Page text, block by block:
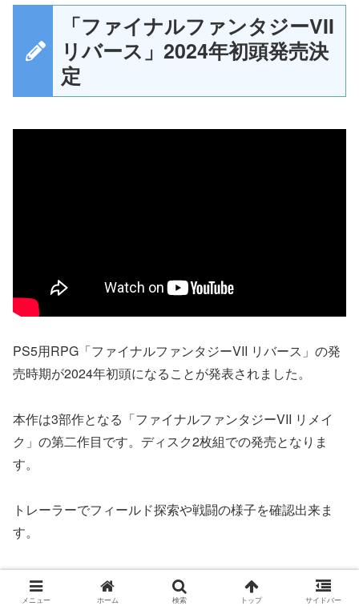
「ファイナルファンタジーVII
リバース」2024年初頭発売決
定
PS5用RPG「ファイナルファンタジーVII リバース」の発
売時期が2024年初頭になることが発表されました。
本作は3部作となる「ファイナルファンタジーVII リメイ
ク」の第二作目です。ディスク2枚組での発売となりま
す。
トレーラーでフィールド探索や戦闘の様子を確認出来ま
す。
ととねこ
メニュー ホーム 検索 トップ サイドバー